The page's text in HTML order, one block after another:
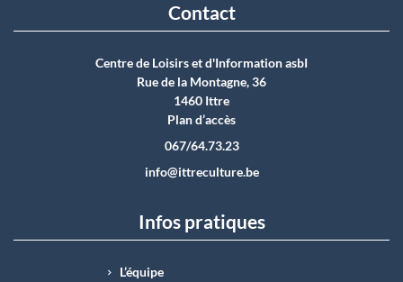
Contact
Centre de Loisirs et d'Information asbI
Rue de la Montagne, 36
1460 Ittre
Plan d’accès
067/64.73.23
info@ittreculture.be
Infos pratiques
L’équipe